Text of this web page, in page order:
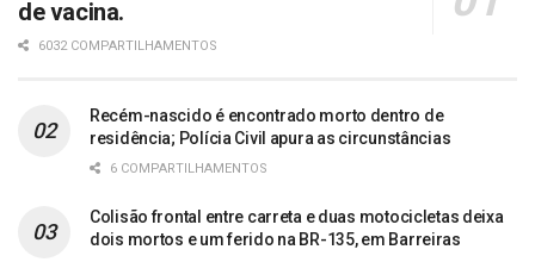
de vacina.
6032 COMPARTILHAMENTOS
Recém-nascido é encontrado morto dentro de
residência; Polícia Civil apura as circunstâncias
6 COMPARTILHAMENTOS
Colisão frontal entre carreta e duas motocicletas deixa
dois mortos e um ferido na BR-135, em Barreiras